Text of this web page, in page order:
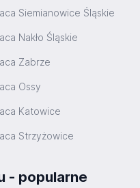
Siemianowice Śląskie
Nakło Śląskie
Zabrze
Ossy
Katowice
Strzyżowice
- popularne